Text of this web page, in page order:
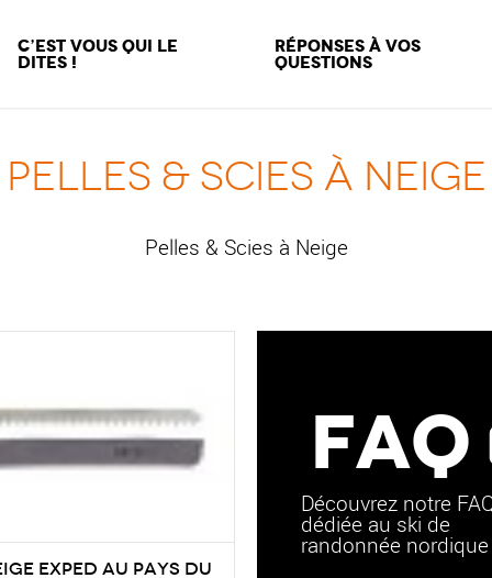
C’est vous qui le
dites !
Réponses à vos
questions
Pelles & Scies à Neige
Pelles & Scies à Neige
Exped au pays du
Faq
Découvrez notre
dédiée au ski de
randonnée nordique